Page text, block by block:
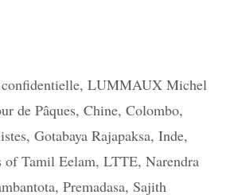
, LUMMAUX Michel
de Pâques, Chine, Colombo,
, Gotabaya Rajapaksa, Inde,
of Tamil Eelam, LTTE, Narendra
, Premadasa, Sajith